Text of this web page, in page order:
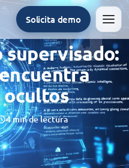
Solicita demo
Aprendizaje no supervisado: Cómo la IA encuentra patrones ocultos
4 min de lectura